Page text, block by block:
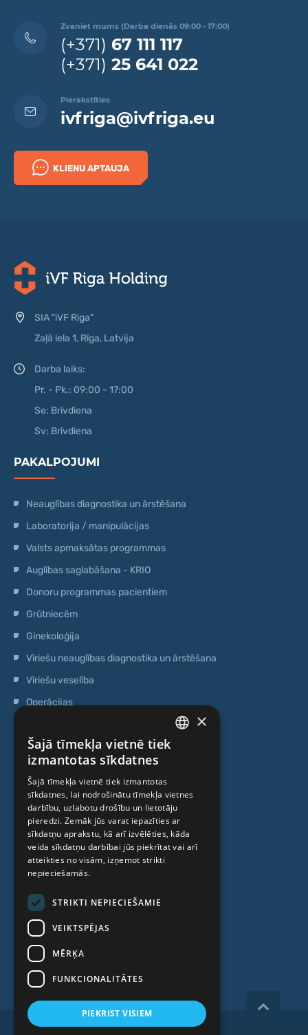
Zvaniet mums (Darba dienās 09:00 - 17:00)
(+371) 67 111 117
(+371) 25 641 022
Pierakstīties
ivfriga@ivfriga.eu
KLIENU APTAUJA
SIA "iVF Riga"
Zaļā iela 1, Rīga, Latvija
Darba laiks:
Pr. - Pk.: 09:00 - 17:00
Se: Brīvdiena
Sv: Brīvdiena
PAKALPOJUMI
Neauglības diagnostika un ārstēšana
Laboratorija / manipulācijas
Valsts apmaksātas programmas
Auglības saglabāšana - KRIO
Donoru programmas pacientiem
Grūtniecēm
Ginekoloģija
Vīriešu neauglības diagnostika un ārstēšana
Vīriešu veselība
Operācijas
Anti-age speciālista konsultācija
Ambulatorais centrs
Cilmes šūnu centrs
PAR MUMS
Kas mēs esam
Cenas
Kontakti
Raksti
LATVIAN
RUSSIAN
LITHUANIAN
NORWEGIAN
×
Šajā tīmekļa vietnē tiek
izmantotas sīkdatnes
Šajā tīmekļa vietnē tiek izmantotas
sīkdatnes, lai nodrošinātu tīmekļa vietnes
darbību, uzlabotu drošību un lietotāju
pieredzi. Zemāk jūs varat iepazīties ar
sīkdatņu aprakstu, kā arī izvēlēties, kāda
veida sīkdatņu darbībai jūs piekrītat vai arī
atteikties no visām, izņemot strikti
nepieciešamās.
STRIKTI NEPIECIEŠAMIE
VEIKTSPĒJAS
MĒRĶA
FUNKCIONALITĀTES
PIEKRIST VISIEM